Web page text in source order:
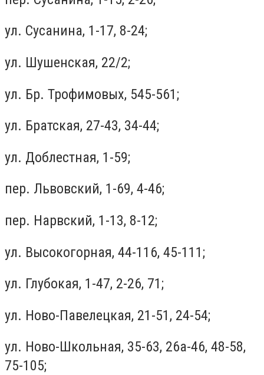
ул. Сусанина, 1-17, 8-24;
ул. Шушенская, 22/2;
ул. Бр. Трофимовых, 545-561;
ул. Братская, 27-43, 34-44;
ул. Доблестная, 1-59;
пер. Львовский, 1-69, 4-46;
пер. Нарвский, 1-13, 8-12;
ул. Высокогорная, 44-116, 45-111;
ул. Глубокая, 1-47, 2-26, 71;
ул. Ново-Павелецкая, 21-51, 24-54;
ул. Ново-Школьная, 35-63, 26а-46, 48-58,
75-105;